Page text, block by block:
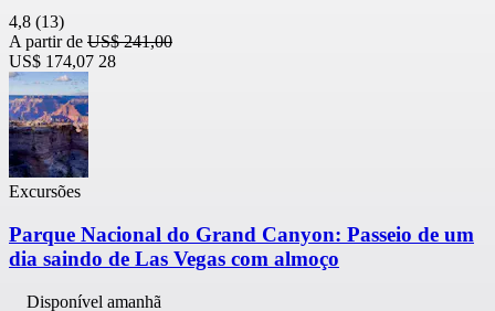
4,8 (13)
A partir de US$ 241,00
US$ 174,07 28
Excursões
Parque Nacional do Grand Canyon: Passeio de um
dia saindo de Las Vegas com almoço
Disponível amanhã